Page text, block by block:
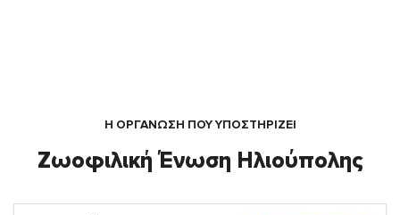
Η ΟΡΓΆΝΩΣΗ ΠΟΥ ΥΠΟΣΤΗΡΙΖΕΙ
Ζωοφιλική Ένωση Ηλιούπολης